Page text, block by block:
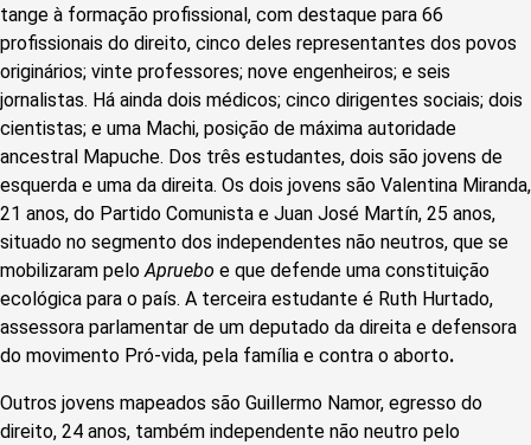
tange à formação profissional, com destaque para 66
profissionais do direito, cinco deles representantes dos povos
originários; vinte professores; nove engenheiros; e seis
jornalistas. Há ainda dois médicos; cinco dirigentes sociais; dois
cientistas; e uma Machi, posição de máxima autoridade
ancestral Mapuche. Dos três estudantes, dois são jovens de
esquerda e uma da direita. Os dois jovens são Valentina Miranda,
21 anos, do Partido Comunista e Juan José Martín, 25 anos,
situado no segmento dos independentes não neutros, que se
mobilizaram peloApruebo e que defende uma constituição
ecológica para o país. A terceira estudante é Ruth Hurtado,
assessora parlamentar de um deputado da direita e defensora
do movimento Pró-vida, pela família e contra o aborto.
Outros jovens mapeados são Guillermo Namor, egresso do
direito, 24 anos, também independente não neutro pelo